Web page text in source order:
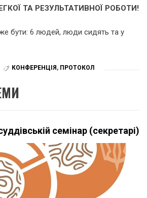
ТА РЕЗУЛЬТАТИВНОЇ РОБОТИ!
КОНФЕРЕНЦІЯ , ПРОТОКОЛ
семінар (секретарі)